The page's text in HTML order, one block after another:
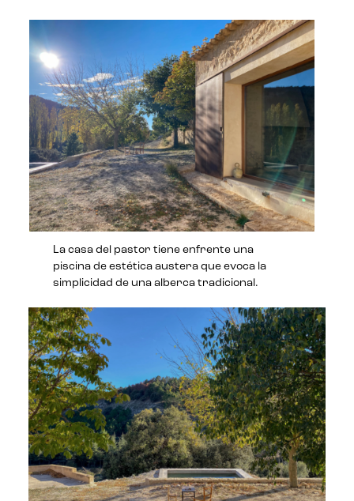
La casa del pastor tiene enfrente una
piscina de estética austera que evoca la
simplicidad de una alberca tradicional.